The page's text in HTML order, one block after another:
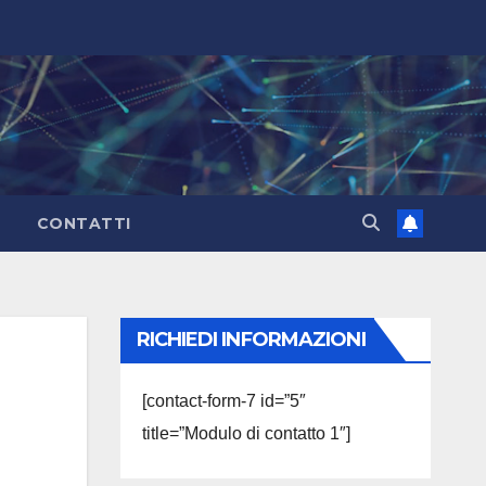
CONTATTI
RICHIEDI INFORMAZIONI
[contact-form-7 id=”5″
title=”Modulo di contatto 1″]